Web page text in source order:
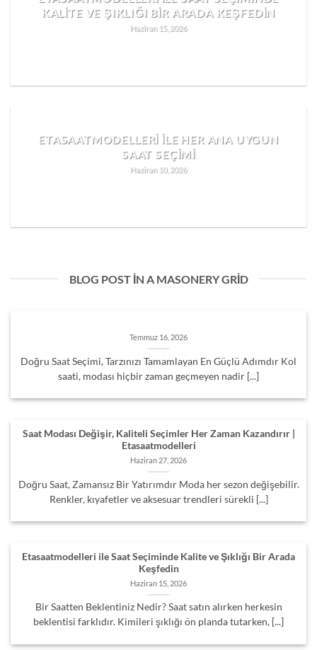
KALITE VE ŞIKLIĞI BIR ARADA KEŞFEDIN
Haziran 15, 2026
ETASAATMODELLERI ILE HER ANA UYGUN
SAAT SEÇIMI
Haziran 10, 2026
BLOG POST IN A MASONERY GRID
Temmuz 16, 2026
Doğru Saat Seçimi, Tarzınızı Tamamlayan En Güçlü Adımdır Kol
saati, modası hiçbir zaman geçmeyen nadir [...]
Saat Modası Değişir, Kaliteli Seçimler Her Zaman Kazandırır |
Etasaatmodelleri
Haziran 27, 2026
Doğru Saat, Zamansız Bir Yatırımdır Moda her sezon değişebilir.
Renkler, kıyafetler ve aksesuar trendleri sürekli [...]
Etasaatmodelleri ile Saat Seçiminde Kalite ve Şıklığı Bir Arada
Keşfedin
Haziran 15, 2026
Bir Saatten Beklentiniz Nedir? Saat satın alırken herkesin
beklentisi farklıdır. Kimileri şıklığı ön planda tutarken, [...]